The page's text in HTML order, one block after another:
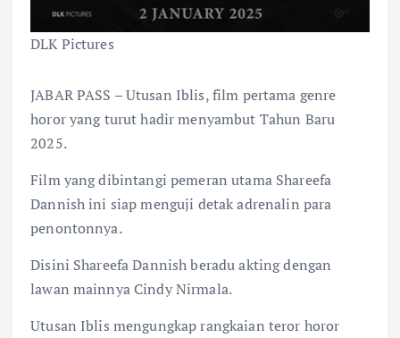
DLK Pictures
JABAR PASS – Utusan Iblis, film pertama genre
horor yang turut hadir menyambut Tahun Baru
2025.
Film yang dibintangi pemeran utama Shareefa
Dannish ini siap menguji detak adrenalin para
penontonnya.
Disini Shareefa Dannish beradu akting dengan
lawan mainnya Cindy Nirmala.
Utusan Iblis mengungkap rangkaian teror horor